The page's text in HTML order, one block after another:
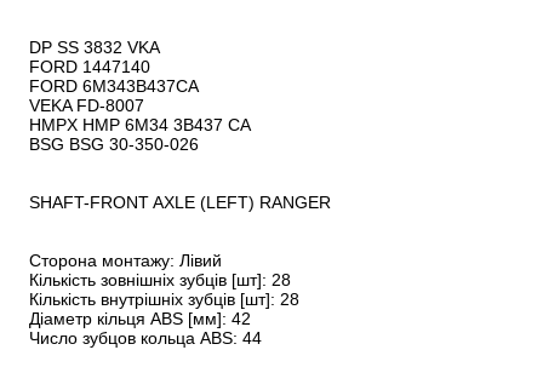
DP SS 3832 VKA
FORD 1447140
FORD 6M343B437CA
VEKA FD-8007
HMPX HMP 6M34 3B437 CA
BSG BSG 30-350-026
SHAFT-FRONT AXLE (LEFT) RANGER
Сторона монтажу: Лівий
Кількість зовнішніх зубців [шт]: 28
Кількість внутрішніх зубців [шт]: 28
Діаметр кільця ABS [мм]: 42
Число зубцов кольца ABS: 44